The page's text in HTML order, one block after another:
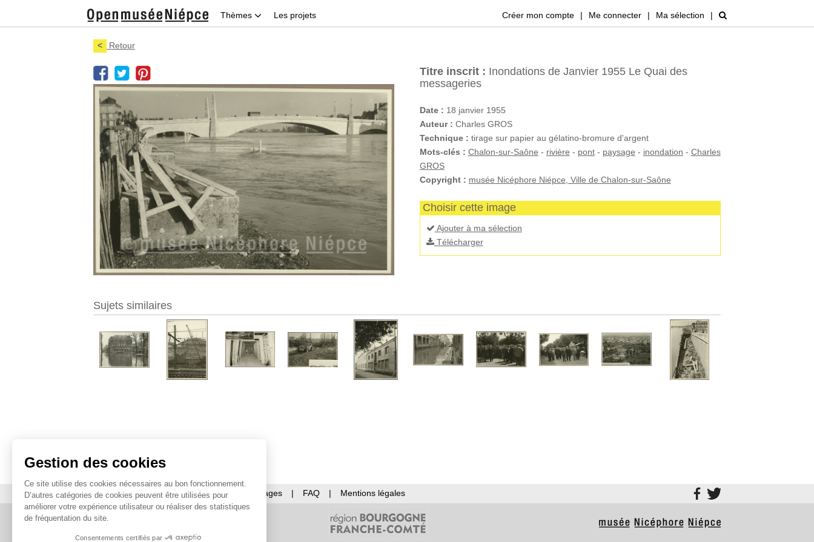
Thèmes Les projets Créer mon compte | Me connecter | Ma sélection |
< Retour
Titre inscrit : Inondations de Janvier 1955 Le Quai des
messageries
Date : 18 janvier 1955
Auteur : Charles GROS
Technique : tirage sur papier au gélatino-bromure d'argent
Mots-clés : Chalon-sur-Saône - rivière - pont- paysage - inondation - Charles
GROS
Copyright : musée Nicéphore Niépce, Ville de Chalon-sur-Saône
Choisir cette image
Ajouter à ma sélection
Télécharger
Sujets similaires
À propos | Contact | Utilisation des images | FAQ | Mentions légales
Gestion des cookies
Ce site utilise des cookies nécessaires au bon fonctionnement.
D’autres catégories de cookies peuvent être utilisées pour
améliorer votre expérience utilisateur ou réaliser des statistiques
de fréquentation du site.
Consentements certifiés par